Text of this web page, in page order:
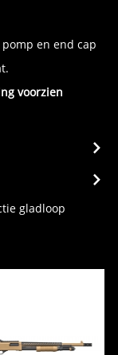
en end cap
voorzien
gladloop